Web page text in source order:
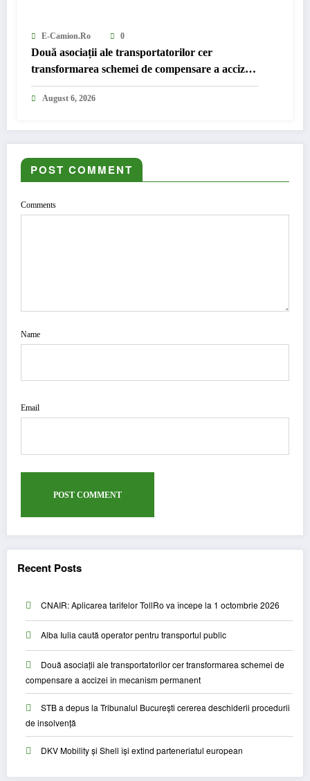
E-Camion.ro 0
Două asociații ale transportatorilor cer
transformarea schemei de compensare a accizei
în mecanism permanent
August 6, 2026
POST COMMENT
Comments
Name
Email
Recent Posts
CNAIR: Aplicarea tarifelor TollRo va începe la 1 octombrie 2026
Alba Iulia caută operator pentru transportul public
Două asociații ale transportatorilor cer transformarea schemei de
compensare a accizei în mecanism permanent
STB a depus la Tribunalul București cererea deschiderii procedurii
de insolvență
DKV Mobility și Shell își extind parteneriatul european